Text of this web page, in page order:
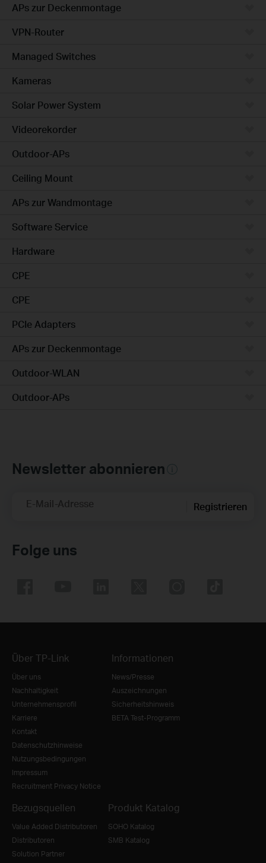
APs zur Deckenmontage
VPN-Router
Managed Switches
Kameras
Solar Power System
Videorekorder
Outdoor-APs
Ceiling Mount
APs zur Wandmontage
Software Service
Hardware
CPE
CPE
PCIe Adapters
APs zur Deckenmontage
Outdoor-WLAN
Outdoor-APs
Newsletter abonnieren
E-Mail-Adresse Registrieren
Folge uns
Über TP-Link
Über uns
Nachhaltigkeit
Unternehmensprofil
Karriere
Kontakt
Datenschutzhinweise
Nutzungsbedingungen
Impressum
Recruitment Privacy Notice
Informationen
News/Presse
Auszeichnungen
Sicherheitshinweis
BETA Test-Programm
Bezugsquellen
Value Added Distributoren
Distributoren
Solution Partner
Produkt Katalog
SOHO Katalog
SMB Katalog